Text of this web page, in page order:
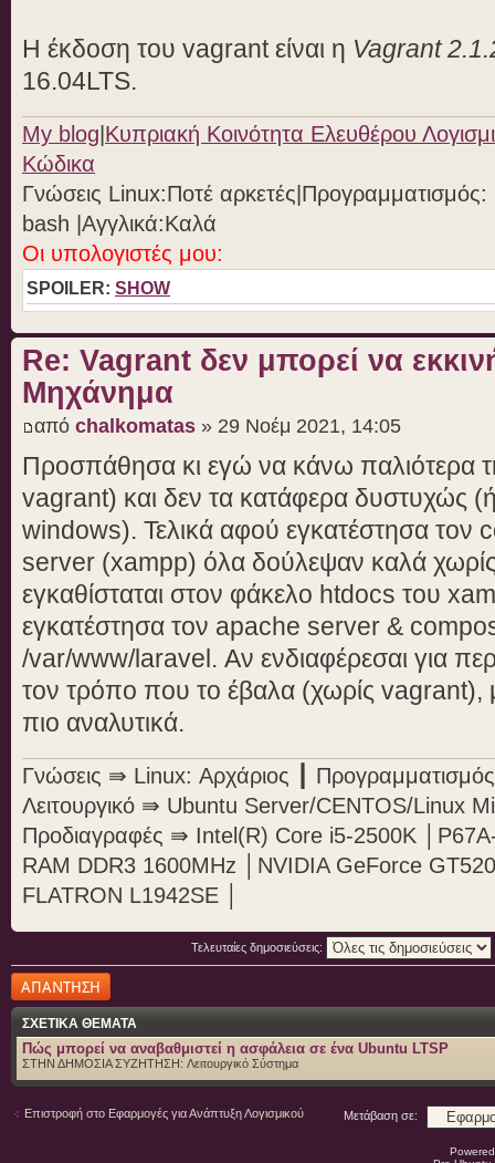
Η έκδοση του vagrant είναι η Vagrant
16.04LTS.
My blog Κυπριακή Κοινότητα Ελευθέρου
Κώδικα
Γνώσεις Linux:Ποτέ
bash |Aγγλικά:Καλά
Οι υπολογιστές μου:
SPOILER: SHOW
Re: Vagrant δεν μπορεί να
Μηχάνημα
από chalkomatas » 29 Νοέμ 2021, 14:05
Προσπάθησα κι εγώ να κάνω παλιότερα
vagrant) και δεν τα κατάφερα δυστυχώς
windows). Τελικά αφού εγκατέστησα τον
server (xampp) όλα δούλεψαν καλά
εγκαθίσταται στον φάκελο htdocs του
εγκατέστησα τον apache server &
/var/www/laravel. Αν ενδιαφέρεσαι για
τον τρόπο που το έβαλα (χωρίς
πιο αναλυτικά.
Γνώσεις ⇛ Linux: Αρχάριος ┃
Λειτουργικό ⇛ Ubuntu Server/CENTOS/Linux
Προδιαγραφές ⇛ Intel(R) Core i5-2500K
RAM DDR3 1600MHz │NVIDIA GeForce
FLATRON L1942SE │
Τελευταίες δημοσιεύσεις:
Δημιουργία
απάντησης
ΣΧΕΤΙΚΑ ΘΕΜΑΤΑ
Πώς μπορεί να αναβαθμιστεί η ασφάλεια σε ένα Ubuntu LTSP
ΣΤΗΝ ΔΗΜΟΣΙΑ ΣΥΖΗΤΗΣΗ: Λειτουργικό Σύστημα
Επιστροφή στο Εφαρμογές για Ανάπτυξη Λογισμικού Μετάβαση σε: